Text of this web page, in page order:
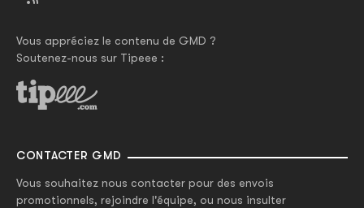
Vous appréciez le contenu de GMD ?
Soutenez-nous sur Tipeee :
CONTACTER GMD
Vous souhaitez nous contacter pour des envois
promotionnels, rejoindre l'équipe, ou nous insulter